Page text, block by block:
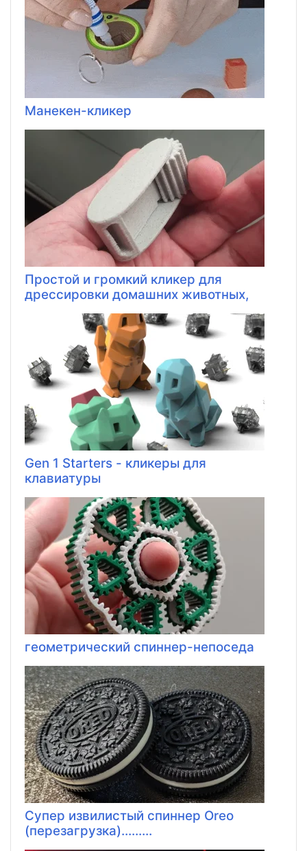
Манекен-кликер
Простой и громкий кликер для
дрессировки домашних животных,
Gen 1 Starters - кликеры для
клавиатуры
геометрический спиннер-непоседа
Супер извилистый спиннер Oreo
(перезагрузка).........